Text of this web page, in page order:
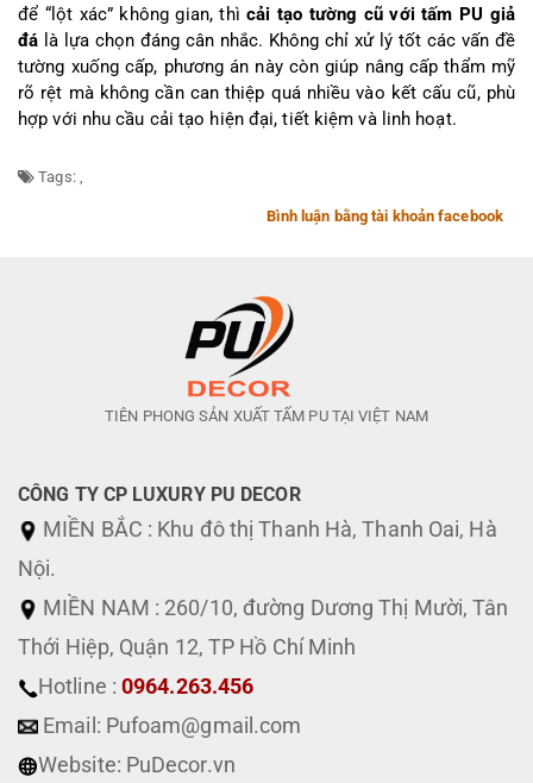
để “lột xác” không gian, thì cải tạo tường cũ với tấm PU giả
đá là lựa chọn đáng cân nhắc. Không chỉ xử lý tốt các vấn đề
tường xuống cấp, phương án này còn giúp nâng cấp thẩm mỹ
rõ rệt mà không cần can thiệp quá nhiều vào kết cấu cũ, phù
hợp với nhu cầu cải tạo hiện đại, tiết kiệm và linh hoạt.
Tags:
Bình luận bằng tài khoản facebook
TIÊN PHONG SẢN XUẤT TẤM PU TẠI VIỆT NAM
CÔNG TY CP LUXURY PU DECOR
MIỀN BẮC : Khu đô thị Thanh Hà, Thanh Oai, Hà
Nội.
MIỀN NAM : 260/10, đường Dương Thị Mười, Tân
Thới Hiệp, Quận 12, TP Hồ Chí Minh
Hotline : 0964.263.456
Email: Pufoam@gmail.com
Website: PuDecor.vn